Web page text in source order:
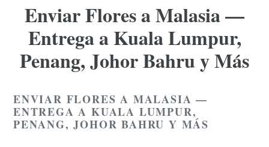
Enviar Flores a Malasia —
Entrega a Kuala Lumpur,
Penang, Johor Bahru y Más
ENVIAR FLORES A MALASIA —
ENTREGA A KUALA LUMPUR,
PENANG, JOHOR BAHRU Y MÁS